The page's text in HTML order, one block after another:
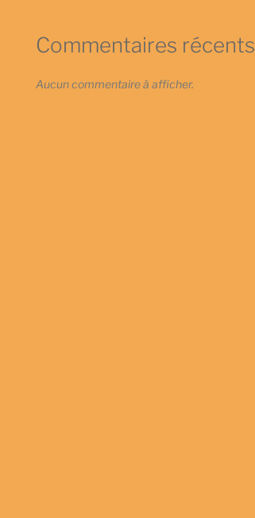
Commentaires récents
Aucun commentaire à afficher.